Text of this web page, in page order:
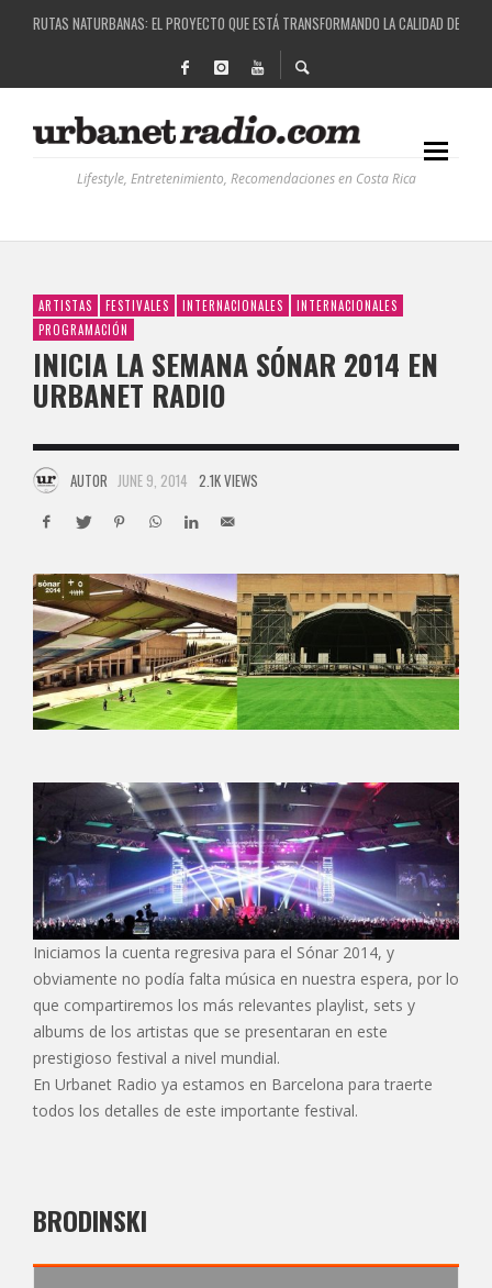
RUTAS NATURBANAS: EL PROYECTO QUE ESTÁ TRANSFORMANDO LA CALIDAD DE
LA HISTORIA DETRÁS DE LA MÚSICA ELECTRÓNICA: BBC RADIOPHONIC WORKSHOP
RECORDANDO LA EXPERIENCIA BPM: UN REVIEW DE LA PRIMERA EDICIÓN QUE
Lifestyle, Entretenimiento, Recomendaciones en Costa Rica
ARTISTAS FESTIVALES INTERNACIONALES
INTERNACIONALES
PROGRAMACIÓN
INICIA LA SEMANA SÓNAR 2014 EN
URBANET RADIO
AUTOR JUNE 9, 2014 2.1K VIEWS
Iniciamos la cuenta regresiva para el Sónar 2014, y
obviamente no podía falta música en nuestra espera, por lo
que compartiremos los más relevantes playlist, sets y
albums de los artistas que se presentaran en este
prestigioso festival a nivel mundial.
En Urbanet Radio ya estamos en Barcelona para traerte
todos los detalles de este importante festival.
BRODINSKI